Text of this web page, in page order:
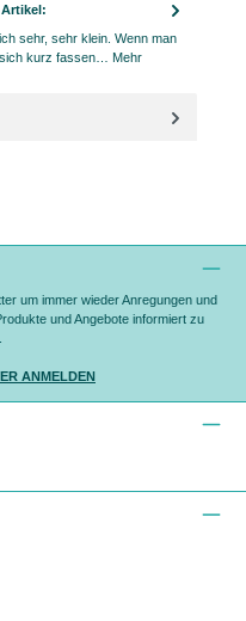
sehr, sehr klein. Wenn man
kurz fassen… Mehr
um immer wieder Anregungen und
und Angebote informiert zu
ANMELDEN